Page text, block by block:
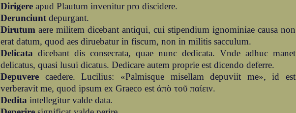
Dirigere apud Plautum invenitur pro discidere.
Derunciunt depurgant.
Dirutum aere militem dicebant antiqui, cui stipendium ignominiae causa non
erat datum, quod aes diruebatur in fiscum, non in militis sacculum.
Delicata dicebant dis consecrata, quae nunc dedicata. Vnde adhuc manet
delicatus, quasi lusui dicatus. Dedicare autem proprie est dicendo deferre.
Depuvere caedere. Lucilius: «Palmisque misellam depuviit me», id est
verberavit me, quod ipsum ex Graeco est ἀπὸ τοῦ παίειν.
Dedita intellegitur valde data.